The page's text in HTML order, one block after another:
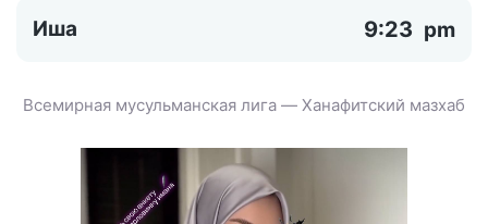
Иша 9:23 pm
Всемирная мусульманская лига — Ханафитский мазхаб